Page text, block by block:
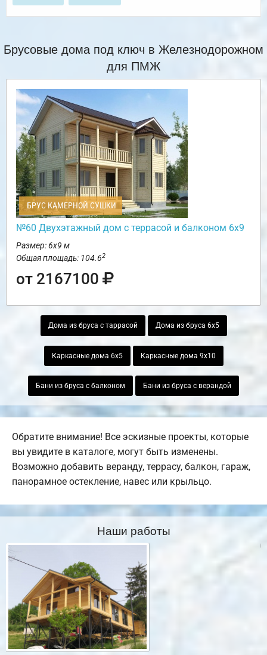
Брусовые дома под ключ в Железнодорожном
для ПМЖ
БРУС КАМЕРНОЙ СУШКИ
№60 Двухэтажный дом с террасой и балконом 6х9
Размер: 6х9 м
Общая площадь: 104.62
от 2167100
Дома из бруса с таррасой Дома из бруса 6х5
Каркасные дома 6х5 Каркасные дома 9х10
Бани из бруса с балконом Бани из бруса с верандой
Обратите внимание! Все эскизные проекты, которые
вы увидите в каталоге, могут быть изменены.
Возможно добавить веранду, террасу, балкон, гараж,
панорамное остекление, навес или крыльцо.
Наши работы